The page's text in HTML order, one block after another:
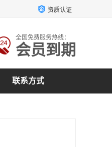
资质认证
全国免费服务热线：
会员到期
联系方式